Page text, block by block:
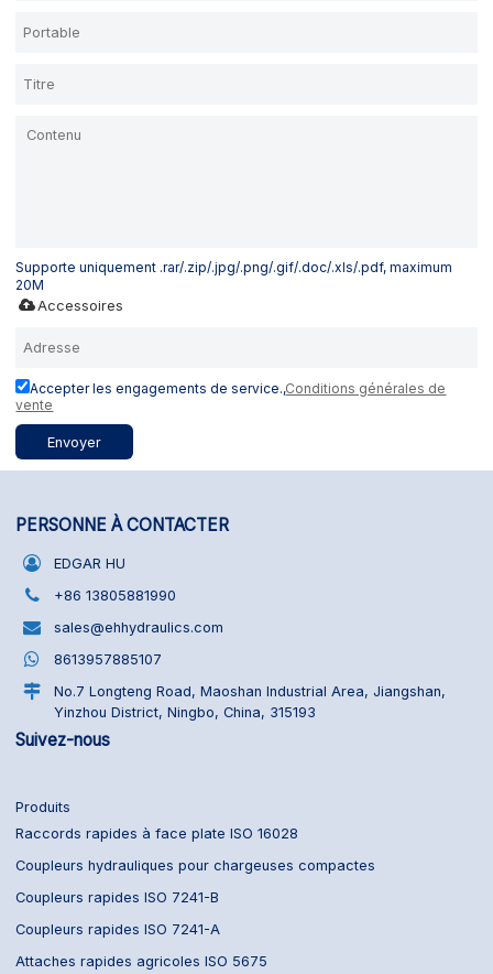
Supporte uniquement .rar/.zip/.jpg/.png/.gif/.doc/.xls/.pdf, maximum
20M
Accessoires
Accepter les engagements de service.,Conditions générales de
vente
Envoyer
PERSONNE À CONTACTER
EDGAR HU
+86 13805881990
sales@ehhydraulics.com
8613957885107
No.7 Longteng Road, Maoshan Industrial Area, Jiangshan,
Yinzhou District, Ningbo, China, 315193
Suivez-nous
Produits
Raccords rapides à face plate ISO 16028
Coupleurs hydrauliques pour chargeuses compactes
Coupleurs rapides ISO 7241-B
Coupleurs rapides ISO 7241-A
Attaches rapides agricoles ISO 5675